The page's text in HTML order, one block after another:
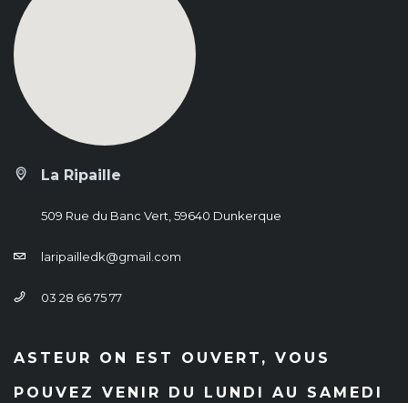
La Ripaille
509 Rue du Banc Vert, 59640 Dunkerque
laripailledk@gmail.com
03 28 66 75 77
ASTEUR ON EST OUVERT, VOUS
POUVEZ VENIR DU LUNDI AU SAMEDI